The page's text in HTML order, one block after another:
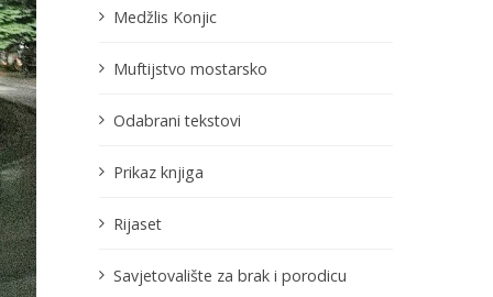
Medžlis Konjic
Muftijstvo mostarsko
Odabrani tekstovi
Prikaz knjiga
Rijaset
Savjetovalište za brak i porodicu